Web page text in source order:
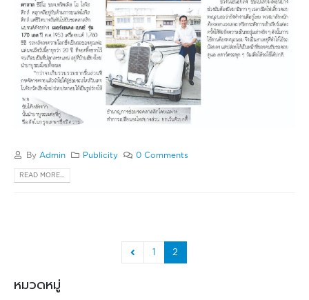
By Admin Publicity 0 Comments
READ MORE...
1 2
หมวดหมู่